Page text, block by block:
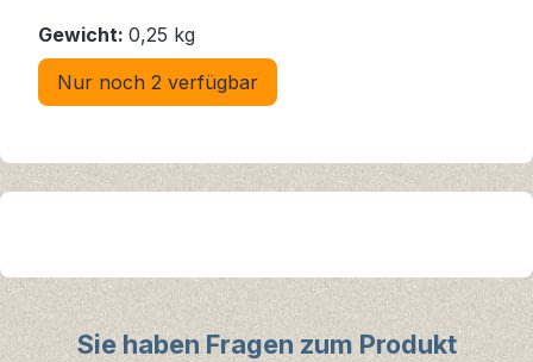
Gewicht: 0,25 kg
Nur noch 2 verfügbar
Sie haben Fragen zum Produkt